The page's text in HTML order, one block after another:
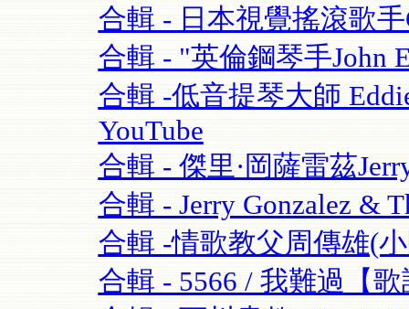
合輯 - 日本視覺搖滾歌手
合輯 - "英倫鋼琴手John
合輯 -低音提琴大師
YouTube
合輯 - 傑里·岡薩雷茲
合輯 - Jerry Gonzalez &
合輯 -情歌教父周傳雄(
合輯 - 5566 / 我難過【